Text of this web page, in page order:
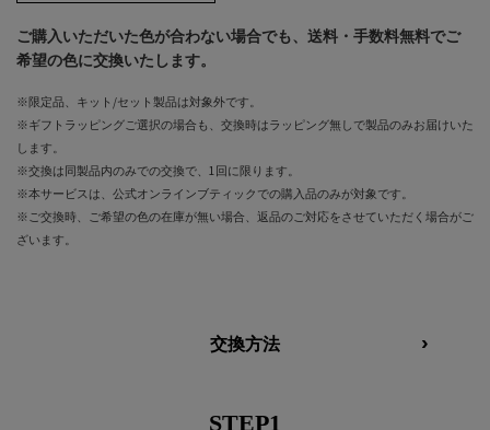
ご購入いただいた色が合わない場合でも、送料・手数料無料でご
希望の色に交換いたします。
※限定品、キット/セット製品は対象外です。​
※ギフトラッピングご選択の場合も、交換時はラッピング無しで製品のみお届けいた
します。​
※交換は同製品内のみでの交換で、1回に限ります。​​
※本サービスは、公式オンラインブティックでの購入品のみが対象です。​​
※ご交換時、ご希望の色の在庫が無い場合、返品のご対応をさせていただく場合がご
ざいます。​​​
交換方法
STEP1